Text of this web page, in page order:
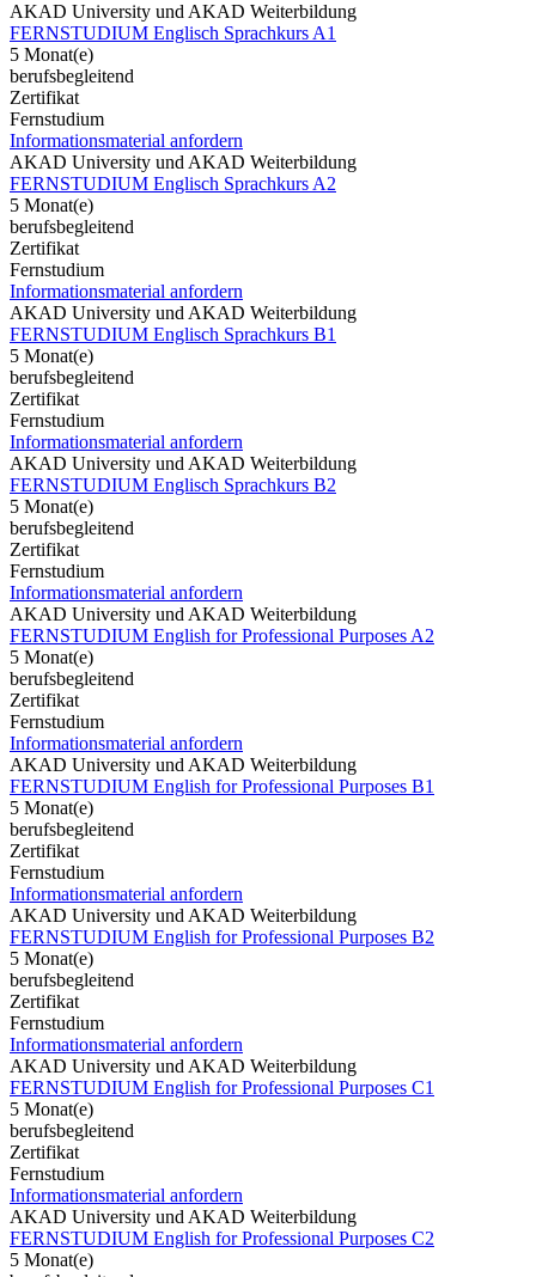
AKAD University und AKAD Weiterbildung
FERNSTUDIUM Englisch Sprachkurs A1
5 Monat(e)
berufsbegleitend
Zertifikat
Fernstudium
Informationsmaterial anfordern
AKAD University und AKAD Weiterbildung
FERNSTUDIUM Englisch Sprachkurs A2
5 Monat(e)
berufsbegleitend
Zertifikat
Fernstudium
Informationsmaterial anfordern
AKAD University und AKAD Weiterbildung
FERNSTUDIUM Englisch Sprachkurs B1
5 Monat(e)
berufsbegleitend
Zertifikat
Fernstudium
Informationsmaterial anfordern
AKAD University und AKAD Weiterbildung
FERNSTUDIUM Englisch Sprachkurs B2
5 Monat(e)
berufsbegleitend
Zertifikat
Fernstudium
Informationsmaterial anfordern
AKAD University und AKAD Weiterbildung
FERNSTUDIUM English for Professional Purposes A2
5 Monat(e)
berufsbegleitend
Zertifikat
Fernstudium
Informationsmaterial anfordern
AKAD University und AKAD Weiterbildung
FERNSTUDIUM English for Professional Purposes B1
5 Monat(e)
berufsbegleitend
Zertifikat
Fernstudium
Informationsmaterial anfordern
AKAD University und AKAD Weiterbildung
FERNSTUDIUM English for Professional Purposes B2
5 Monat(e)
berufsbegleitend
Zertifikat
Fernstudium
Informationsmaterial anfordern
AKAD University und AKAD Weiterbildung
FERNSTUDIUM English for Professional Purposes C1
5 Monat(e)
berufsbegleitend
Zertifikat
Fernstudium
Informationsmaterial anfordern
AKAD University und AKAD Weiterbildung
FERNSTUDIUM English for Professional Purposes C2
5 Monat(e)